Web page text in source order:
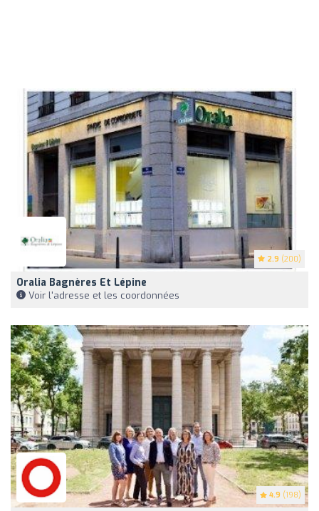
2.9 (200)
Oralia Bagnères Et Lépine
Voir l'adresse et les coordonnées
4.9 (198)